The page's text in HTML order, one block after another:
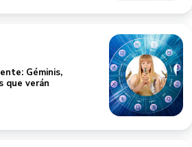
Géminis,
que verán